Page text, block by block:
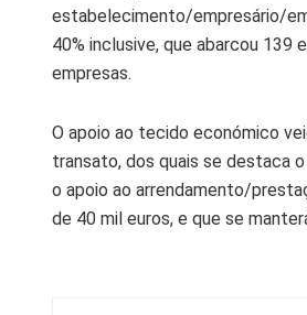
estabelecimento/empresário/
40% inclusive, que abarcou 139
empresas.
O apoio ao tecido económico
transato, dos quais se destaca
o apoio ao arrendamento/
de 40 mil euros, e que se